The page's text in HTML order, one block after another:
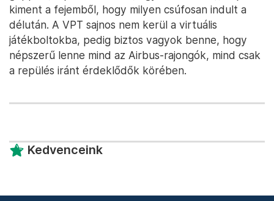
Egy szimulált Airbus A320-assal az alacsony felbontású Budapest
komolyabb incidens nélkül landoltam egy Airbus-
délután. A VPT sajnos nem kerül a virtuális